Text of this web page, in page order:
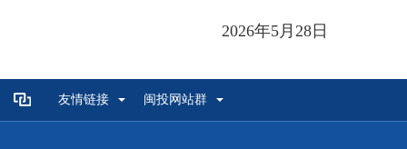
2026年5月28日
友情链接 闽投网站群